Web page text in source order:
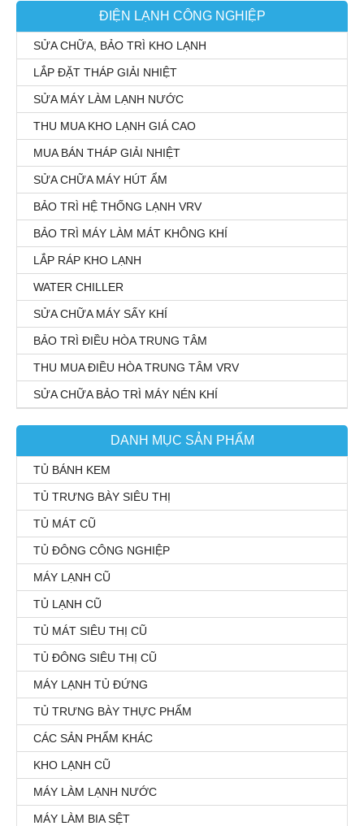
ĐIỆN LẠNH CÔNG NGHIỆP
SỬA CHỮA, BẢO TRÌ KHO LẠNH
LẮP ĐẶT THÁP GIẢI NHIỆT
SỬA MÁY LÀM LẠNH NƯỚC
THU MUA KHO LẠNH GIÁ CAO
MUA BÁN THÁP GIẢI NHIỆT
SỬA CHỮA MÁY HÚT ẨM
BẢO TRÌ HỆ THỐNG LẠNH VRV
BẢO TRÌ MÁY LÀM MÁT KHÔNG KHÍ
LẮP RÁP KHO LẠNH
WATER CHILLER
SỬA CHỮA MÁY SẤY KHÍ
BẢO TRÌ ĐIỀU HÒA TRUNG TÂM
THU MUA ĐIỀU HÒA TRUNG TÂM VRV
SỬA CHỮA BẢO TRÌ MÁY NÉN KHÍ
DANH MỤC SẢN PHẨM
TỦ BÁNH KEM
TỦ TRƯNG BÀY SIÊU THỊ
TỦ MÁT CŨ
TỦ ĐÔNG CÔNG NGHIỆP
MÁY LẠNH CŨ
TỦ LẠNH CŨ
TỦ MÁT SIÊU THỊ CŨ
TỦ ĐÔNG SIÊU THỊ CŨ
MÁY LẠNH TỦ ĐỨNG
TỦ TRƯNG BÀY THỰC PHẨM
CÁC SẢN PHẨM KHÁC
KHO LẠNH CŨ
MÁY LÀM LẠNH NƯỚC
MÁY LÀM BIA SỆT